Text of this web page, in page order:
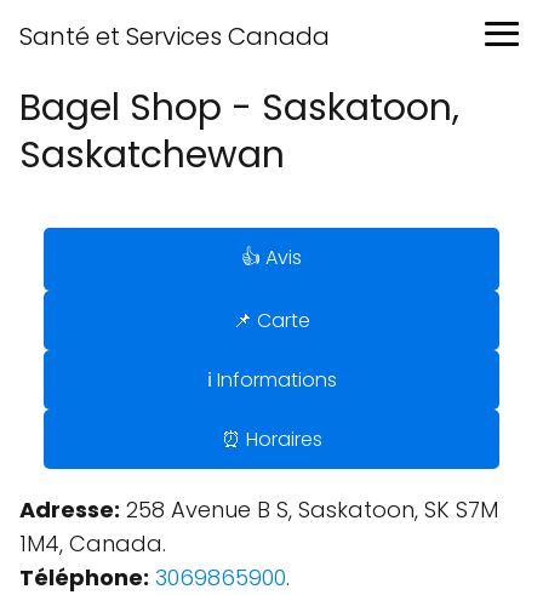
Santé et Services Canada
Bagel Shop - Saskatoon,
Saskatchewan
👍 Avis
📌 Carte
ℹ️ Informations
⏰ Horaires
Adresse: 258 Avenue B S, Saskatoon, SK S7M
1M4, Canada.
Téléphone: 3069865900.